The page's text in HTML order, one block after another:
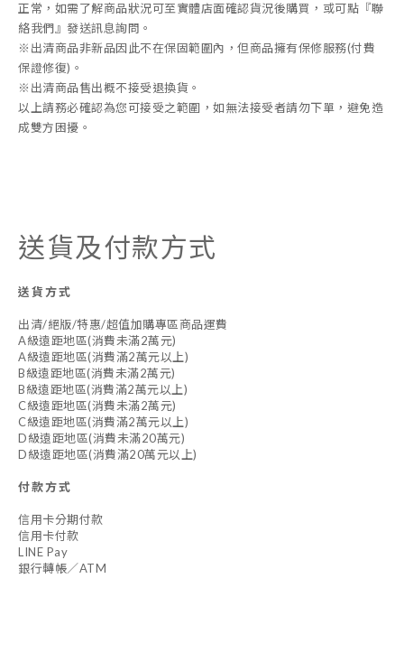
正常，如需了解商品狀況可至實體店面確認貨況後購買，或可點『聯
絡我們』發送訊息詢問。
※出清商品非新品因此不在保固範圍內，但商品擁有保修服務(付費
保證修復)。
※出清商品售出概不接受退換貨。
以上請務必確認為您可接受之範圍，如無法接受者請勿下單，避免造
成雙方困擾。
送貨及付款方式
送貨方式
出清/絕版/特惠/超值加購專區商品運費
A級遠距地區(消費未滿2萬元)
A級遠距地區(消費滿2萬元以上)
B級遠距地區(消費未滿2萬元)
B級遠距地區(消費滿2萬元以上)
C級遠距地區(消費未滿2萬元)
C級遠距地區(消費滿2萬元以上)
D級遠距地區(消費未滿20萬元)
D級遠距地區(消費滿20萬元以上)
付款方式
信用卡分期付款
信用卡付款
LINE Pay
銀行轉帳／ATM